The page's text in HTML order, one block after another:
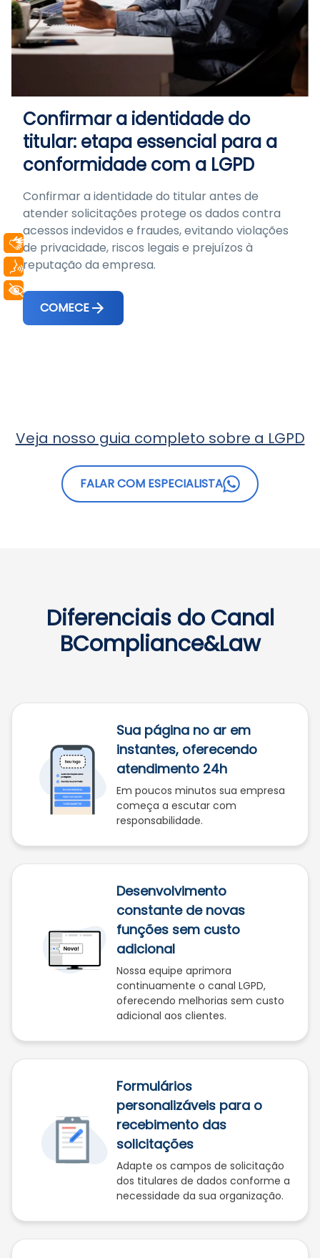
Confirmar a identidade do
titular: etapa essencial para a
conformidade com a LGPD
Confirmar a identidade do titular antes de
atender solicitações protege os dados contra
acessos indevidos e fraudes, evitando violações
de privacidade, riscos legais e prejuízos à
reputação da empresa.
COMECE
Veja nosso guia completo sobre a LGPD
FALAR COM ESPECIALISTA
Diferenciais do Canal
BCompliance&Law
Sua página no ar em
instantes, oferecendo
atendimento 24h
Em poucos minutos sua empresa
começa a escutar com
responsabilidade.
Desenvolvimento
constante de novas
funções sem custo
adicional
Nossa equipe aprimora
continuamente o canal LGPD,
oferecendo melhorias sem custo
adicional aos clientes.
Formulários
personalizáveis para o
recebimento das
solicitações
Adapte os campos de solicitação
dos titulares de dados conforme a
necessidade da sua organização.
Libras
Voz
+ Acessibilidade